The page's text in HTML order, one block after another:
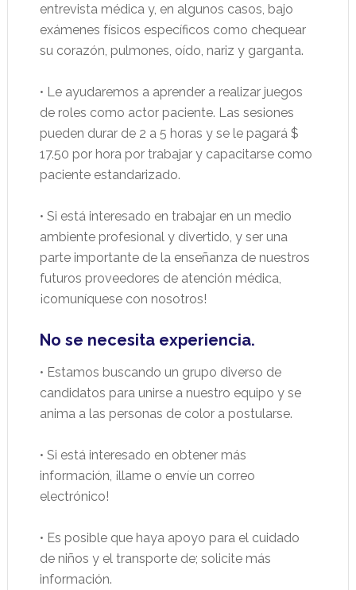
entrevista médica y, en algunos casos, bajo
exámenes físicos específicos como chequear
su corazón, pulmones, oído, nariz y garganta.
• Le ayudaremos a aprender a realizar juegos
de roles como actor paciente. Las sesiones
pueden durar de 2 a 5 horas y se le pagará $
17.50 por hora por trabajar y capacitarse como
paciente estandarizado.
• Si está interesado en trabajar en un medio
ambiente profesional y divertido, y ser una
parte importante de la enseñanza de nuestros
futuros proveedores de atención médica,
¡comuníquese con nosotros!
No se necesita experiencia.
• Estamos buscando un grupo diverso de
candidatos para unirse a nuestro equipo y se
anima a las personas de color a postularse.
• Si está interesado en obtener más
información, ¡llame o envíe un correo
electrónico!
• Es posible que haya apoyo para el cuidado
de niños y el transporte de; solicite más
información.